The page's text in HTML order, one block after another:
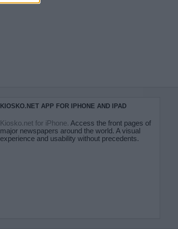
KIOSKO.NET APP FOR IPHONE AND IPAD
Kiosko.net for iPhone. Access the front pages of
major newspapers around the world. A visual
experience and usability without precedents.